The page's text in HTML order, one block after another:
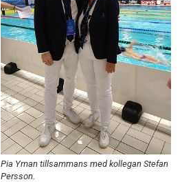
Pia Yman tillsammans med kollegan Stefan
Persson.